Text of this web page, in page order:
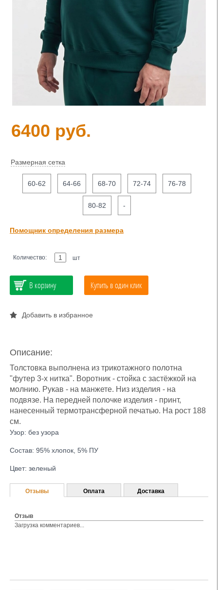
6400 руб.
Размерная сетка
60-62 64-66 68-70 72-74 76-78
80-82 -
Помощник определения размера
Количество: шт
В корзину Купить в один клик
Добавить в избранное
Описание:
Толстовка выполнена из трикотажного полотна
"футер 3-х нитка". Воротник - стойка с застёжкой на
молнию. Рукав - на манжете. Низ изделия - на
подвязе. На передней полочке изделия - принт,
нанесенный термотрансферной печатью. На рост 188
см.
Узор: без узора
Состав: 95% хлопок, 5% ПУ
Цвет: зеленый
Отзывы
Отзыв
Загрузка комментариев...
Оплата Доставка